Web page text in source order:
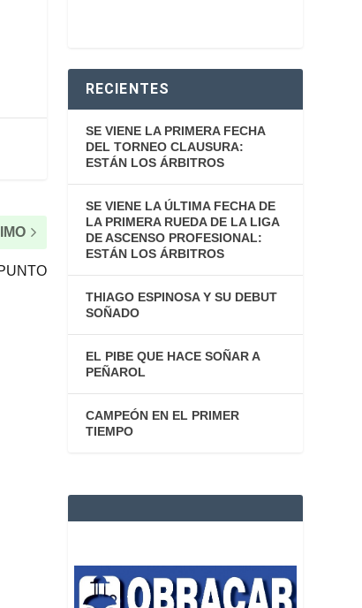
RECIENTES
SE VIENE LA PRIMERA FECHA
DEL TORNEO CLAUSURA:
ESTÁN LOS ÁRBITROS
SE VIENE LA ÚLTIMA FECHA DE
LA PRIMERA RUEDA DE LA LIGA
DE ASCENSO PROFESIONAL:
ESTÁN LOS ÁRBITROS
THIAGO ESPINOSA Y SU DEBUT
SOÑADO
EL PIBE QUE HACE SOÑAR A
PEÑAROL
CAMPEÓN EN EL PRIMER
TIEMPO